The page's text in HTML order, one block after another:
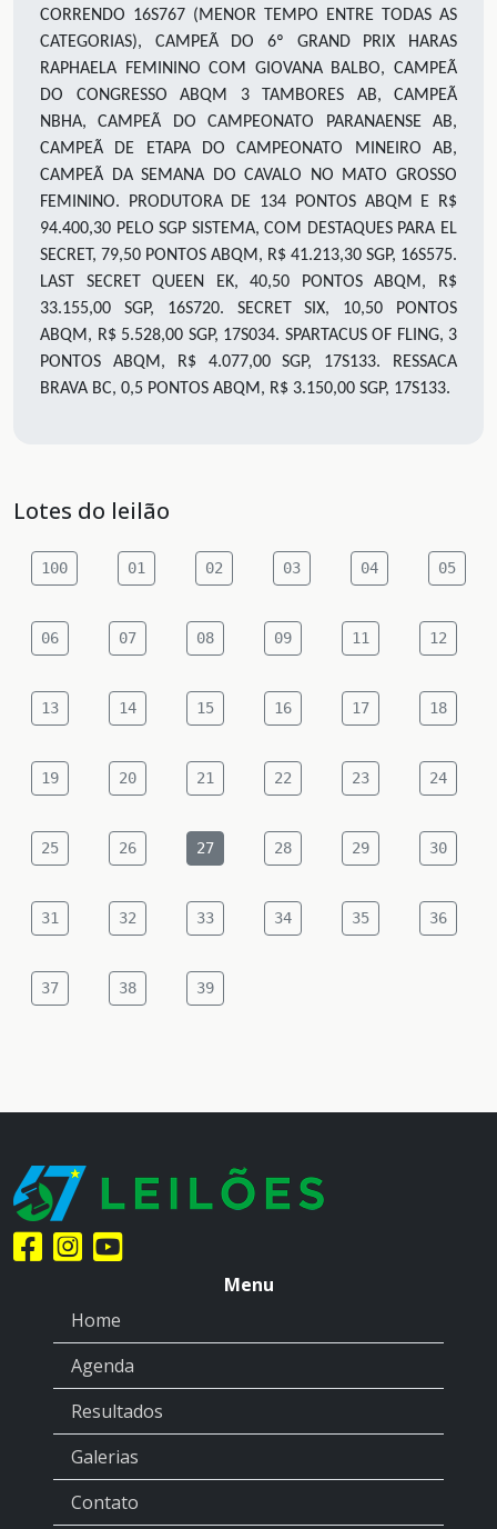
CORRENDO 16S767 (MENOR TEMPO ENTRE TODAS AS
CATEGORIAS), CAMPEÃ DO 6º GRAND PRIX HARAS
RAPHAELA FEMININO COM GIOVANA BALBO, CAMPEÃ
DO CONGRESSO ABQM 3 TAMBORES AB, CAMPEÃ
NBHA, CAMPEÃ DO CAMPEONATO PARANAENSE AB,
CAMPEÃ DE ETAPA DO CAMPEONATO MINEIRO AB,
CAMPEÃ DA SEMANA DO CAVALO NO MATO GROSSO
FEMININO. PRODUTORA DE 134 PONTOS ABQM E R$
94.400,30 PELO SGP SISTEMA, COM DESTAQUES PARA EL
SECRET, 79,50 PONTOS ABQM, R$ 41.213,30 SGP, 16S575.
LAST SECRET QUEEN EK, 40,50 PONTOS ABQM, R$
33.155,00 SGP, 16S720. SECRET SIX, 10,50 PONTOS
ABQM, R$ 5.528,00 SGP, 17S034. SPARTACUS OF FLING, 3
PONTOS ABQM, R$ 4.077,00 SGP, 17S133. RESSACA
BRAVA BC, 0,5 PONTOS ABQM, R$ 3.150,00 SGP, 17S133.
Lotes do leilão
100 01 02 03 04 05
06 07 08 09 11 12
13 14 15 16 17 18
19 20 21 22 23 24
25 26 27 28 29 30
31 32 33 34 35 36
37 38 39
Menu
Home
Agenda
Resultados
Galerias
Contato